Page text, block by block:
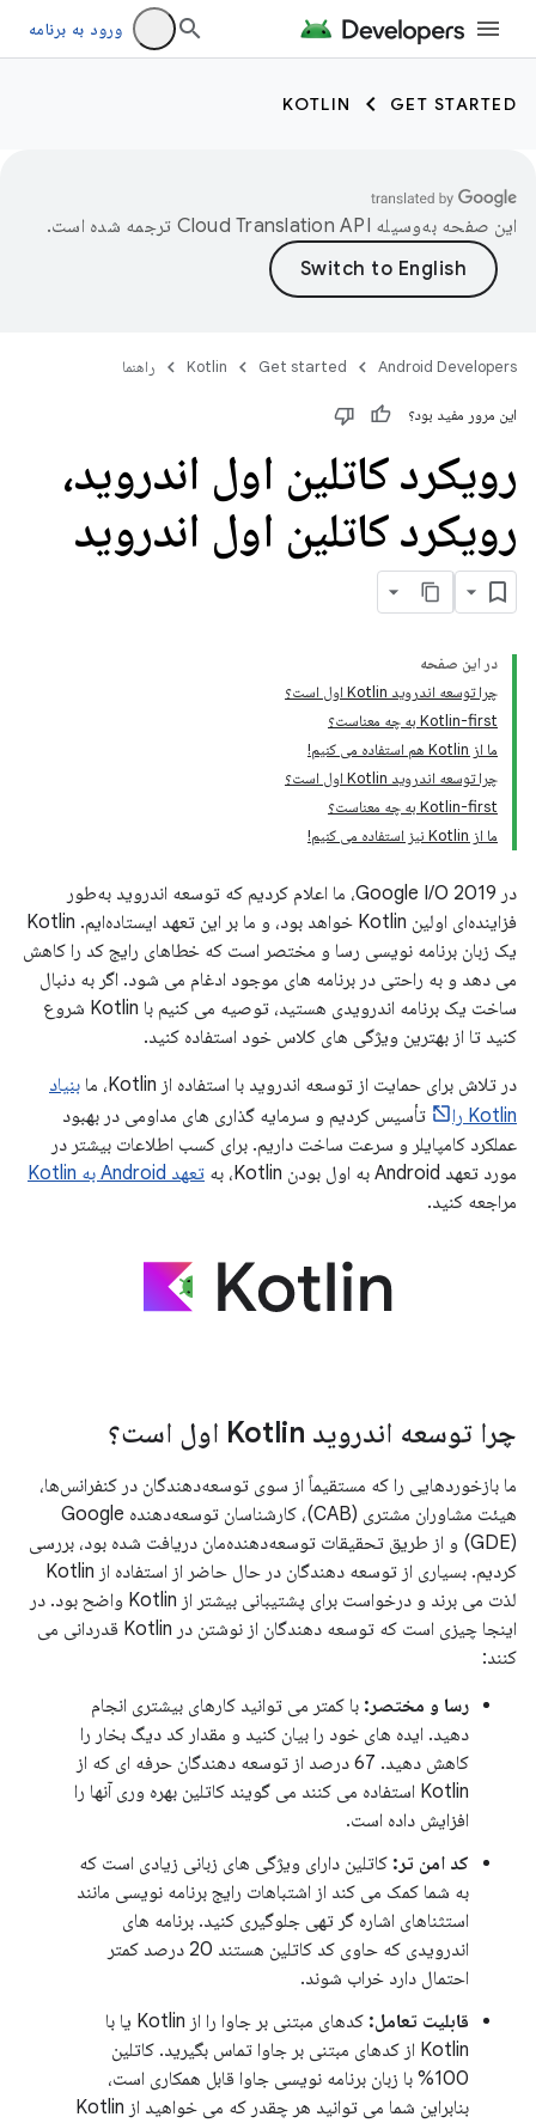
ورود به برنامه
GET STARTED
KOTLIN
این صفحه به‌وسیله ترجمه شده است.
Android Developers
Get started
Kotlin راهنما
این مرور مفید بود؟
رویکرد کاتلین اول اندروید،
رویکرد کاتلین اول اندروید
در این صفحه
چرا توسعه اندروید Kotlin اول است؟
Kotlin-first به چه معناست؟
ما از Kotlin هم استفاده می کنیم!
چرا توسعه اندروید Kotlin اول است؟
Kotlin-first به چه معناست؟
ما از Kotlin نیز استفاده می کنیم!
در Google I/O 2019، ما اعلام کردیم که توسعه اندروید به‌طور
فزاینده‌ای اولین Kotlin خواهد بود، و ما بر این تعهد ایستاده‌ایم. Kotlin
یک زبان برنامه نویسی رسا و مختصر است که خطاهای رایج کد را کاهش
می دهد و به راحتی در برنامه های موجود ادغام می شود. اگر به دنبال
ساخت یک برنامه اندرویدی هستید، توصیه می کنیم با Kotlin شروع
کنید تا از بهترین ویژگی های کلاس خود استفاده کنید.
در تلاش برای حمایت از توسعه اندروید با استفاده از Kotlin، ما
بنیاد
Kotlin را
تأسیس کردیم و سرمایه گذاری های مداومی در بهبود
عملکرد کامپایلر و سرعت ساخت داریم. برای کسب اطلاعات بیشتر در
مورد تعهد Android به اول بودن Kotlin، به
تعهد Android به Kotlin
مراجعه کنید.
چرا توسعه اندروید Kotlin اول است؟
ما بازخوردهایی را که مستقیماً از سوی توسعه‌دهندگان در کنفرانس‌ها،
هیئت مشاوران مشتری (CAB)، کارشناسان توسعه‌دهنده Google
(GDE) و از طریق تحقیقات توسعه‌دهنده‌مان دریافت شده بود، بررسی
کردیم. بسیاری از توسعه دهندگان در حال حاضر از استفاده از Kotlin
لذت می برند و درخواست برای پشتیبانی بیشتر از Kotlin واضح بود. در
اینجا چیزی است که توسعه دهندگان از نوشتن در Kotlin قدردانی می
کنند:
رسا و مختصر: با کمتر می توانید کارهای بیشتری انجام
دهید. ایده های خود را بیان کنید و مقدار کد دیگ بخار را
کاهش دهید. 67 درصد از توسعه دهندگان حرفه ای که از
Kotlin استفاده می کنند می گویند کاتلین بهره وری آنها را
افزایش داده است.
کد امن تر: کاتلین دارای ویژگی های زبانی زیادی است که
به شما کمک می کند از اشتباهات رایج برنامه نویسی مانند
استثناهای اشاره گر تهی جلوگیری کنید. برنامه های
اندرویدی که حاوی کد کاتلین هستند 20 درصد کمتر
احتمال دارد خراب شوند.
قابلیت تعامل:
کدهای مبتنی بر جاوا را از Kotlin یا با
Kotlin از کدهای مبتنی بر جاوا تماس بگیرید. کاتلین
100% با زبان برنامه نویسی جاوا قابل همکاری است،
بنابراین شما می توانید هر چقدر که می خواهید از Kotlin